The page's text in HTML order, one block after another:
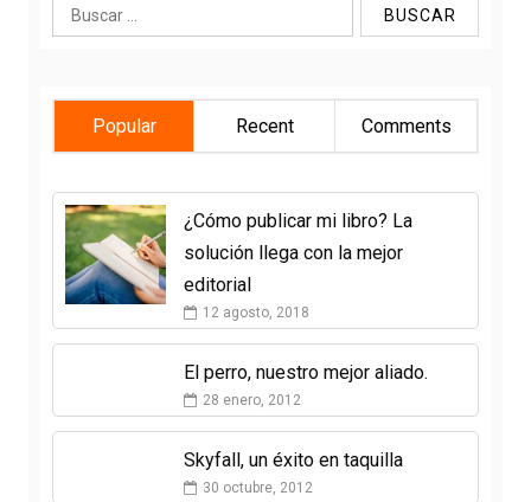
Buscar:
Popular Recent Comments
¿Cómo publicar mi libro? La
solución llega con la mejor
editorial
12 agosto, 2018
El perro, nuestro mejor aliado.
28 enero, 2012
Skyfall, un éxito en taquilla
30 octubre, 2012